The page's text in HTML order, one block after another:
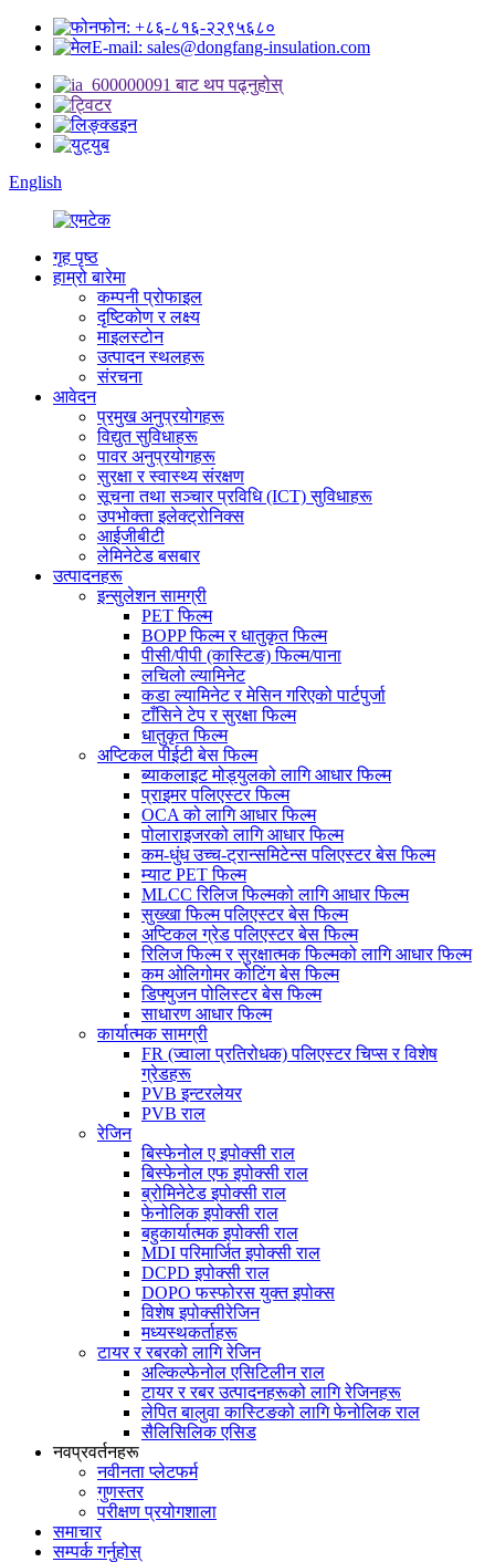
फोन: +८६-८१६-२२९५६८०
E-mail: sales@dongfang-insulation.com
English
गृह पृष्ठ
हाम्रो बारेमा
कम्पनी प्रोफाइल
दृष्टिकोण र लक्ष्य
माइलस्टोन
उत्पादन स्थलहरू
संरचना
आवेदन
प्रमुख अनुप्रयोगहरू
विद्युत सुविधाहरू
पावर अनुप्रयोगहरू
सुरक्षा र स्वास्थ्य संरक्षण
सूचना तथा सञ्चार प्रविधि (ICT) सुविधाहरू
उपभोक्ता इलेक्ट्रोनिक्स
आईजीबीटी
लेमिनेटेड बसबार
उत्पादनहरू
इन्सुलेशन सामग्री
PET फिल्म
BOPP फिल्म र धातुकृत फिल्म
पीसी/पीपी (कास्टिङ) फिल्म/पाना
लचिलो ल्यामिनेट
कडा ल्यामिनेट र मेसिन गरिएको पार्टपुर्जा
टाँसिने टेप र सुरक्षा फिल्म
धातुकृत फिल्म
अप्टिकल पीईटी बेस फिल्म
ब्याकलाइट मोड्युलको लागि आधार फिल्म
प्राइमर पलिएस्टर फिल्म
OCA को लागि आधार फिल्म
पोलाराइजरको लागि आधार फिल्म
कम-धुंध उच्च-ट्रान्समिटेन्स पलिएस्टर बेस फिल्म
म्याट PET फिल्म
MLCC रिलिज फिल्मको लागि आधार फिल्म
सुख्खा फिल्म पलिएस्टर बेस फिल्म
अप्टिकल ग्रेड पलिएस्टर बेस फिल्म
रिलिज फिल्म र सुरक्षात्मक फिल्मको लागि आधार फिल्म
कम ओलिगोमर कोटिंग बेस फिल्म
डिफ्युजन पोलिस्टर बेस फिल्म
साधारण आधार फिल्म
कार्यात्मक सामग्री
FR (ज्वाला प्रतिरोधक) पलिएस्टर चिप्स र विशेष
ग्रेडहरू
PVB इन्टरलेयर
PVB राल
रेजिन
बिस्फेनोल ए इपोक्सी राल
बिस्फेनोल एफ इपोक्सी राल
ब्रोमिनेटेड इपोक्सी राल
फेनोलिक इपोक्सी राल
बहुकार्यात्मक इपोक्सी राल
MDI परिमार्जित इपोक्सी राल
DCPD इपोक्सी राल
DOPO फस्फोरस युक्त इपोक्स
विशेष इपोक्सीरेजिन
मध्यस्थकर्ताहरू
टायर र रबरको लागि रेजिन
अल्किल्फेनोल एसिटिलीन राल
टायर र रबर उत्पादनहरूको लागि रेजिनहरू
लेपित बालुवा कास्टिङको लागि फेनोलिक राल
सैलिसिलिक एसिड
नवप्रवर्तनहरू
नवीनता प्लेटफर्म
गुणस्तर
परीक्षण प्रयोगशाला
समाचार
सम्पर्क गर्नुहोस्